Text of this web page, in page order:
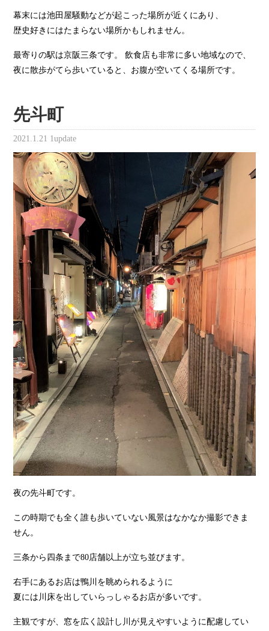
幕末には池田屋騒動などが起こった場所が近くにあり、
歴史好きにはたまらない場所かもしれません。
最寄りの駅は京阪三条です。 飲食店も非常に多い地域なので、
夜に散歩がてら歩いていると、お腹が空いてくる場所です。
先斗町
2021.1.21 1update
夜の先斗町です。
この時期でも全く誰も歩いていない風景はなかなか撮影できま
せん。
三条から四条まで80店舗以上が立ち並びます。
右手にあるお店は鴨川を眺められるように
夏には川床を出していらっしゃるお店が多いです。
主観ですが、窓を広く設計し川が見えやすいように配慮してい